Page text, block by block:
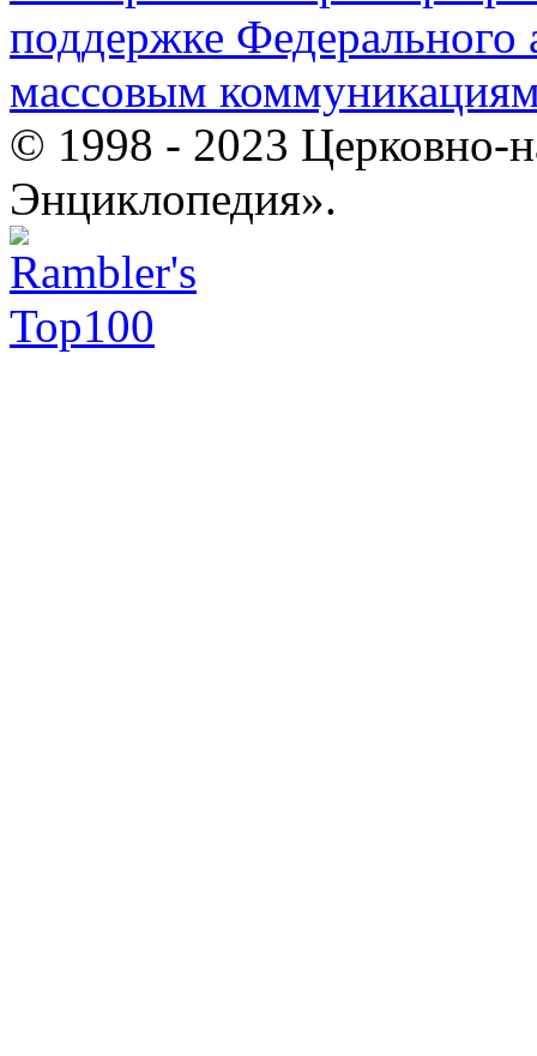
поддержке Федерального
массовым
© 1998 - 2023 Церковно-
Энциклопедия».